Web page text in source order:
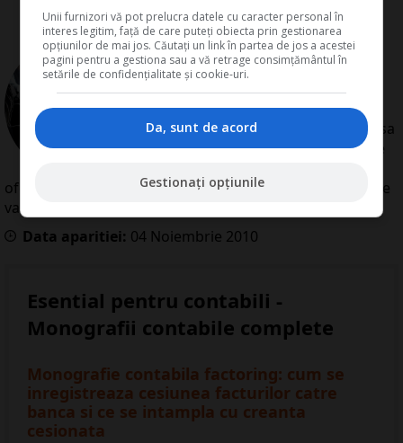
deRedactia Conta
Redactia Conta este alcatuita din
autori cu experienta dovedita pe
domenii precum contabilitate si
fiscalitate. Colectivul si-a propus sa
creeze continut interesant si bine
oferim solutii utile pentru orice dilema legislativa cu care
va confruntati.
Data aparitiei: 04 Noiembrie 2010
Esential pentru contabili -
Monografii contabile complete
Monografie contabila factoring: cum se
inregistreaza cesiunea facturilor catre
banca si ce se intampla cu creanta
cesionata
Unii furnizori vă pot prelucra datele cu caracter personal în
interes legitim, față de care puteți obiecta prin gestionarea
opțiunilor de mai jos. Căutați un link în partea de jos a acestei
pagini pentru a gestiona sau a vă retrage consimțământul în
setările de confidențialitate și cookie-uri.
Da, sunt de acord
Gestionați opțiunile